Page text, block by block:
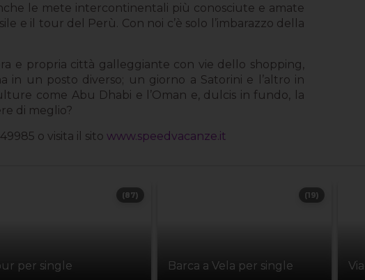
le mete intercontinentali più conosciute e amate
e il tour del Perù. Con noi c’è solo l’imbarazzo della
e propria città galleggiante con vie dello shopping,
in un posto diverso; un giorno a Satorini e l’altro in
come Abu Dhabi e l’Oman e, dulcis in fundo, la
di meglio?
o visita il sito www.speedvacanze.it
per single
(87)
Barca a Vela per single
(19)